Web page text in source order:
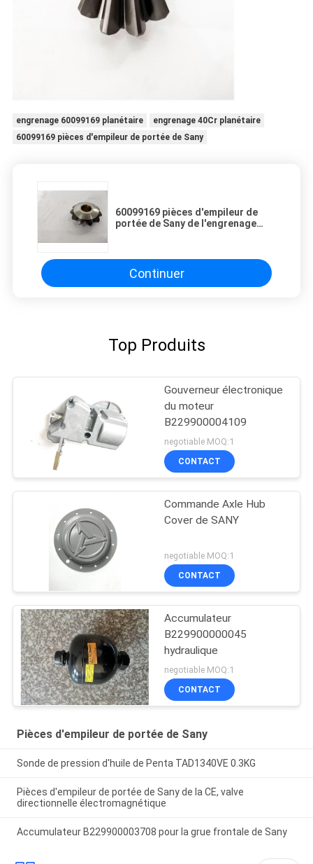
engrenage 60099169 planétaire
engrenage 40Cr planétaire
60099169 pièces d'empileur de portée de Sany
60099169 pièces d'empileur de
portée de Sany de l'engrenage
Continuer
Top Produits
Gouverneur électronique
du moteur
B229900004109
negotiable MOQ:1
CONTACT
Commande Axle Hub
Cover de SANY
negotiable MOQ:1
CONTACT
Accumulateur
B229900000045
hydraulique
negotiable MOQ:1
CONTACT
Pièces d'empileur de portée de Sany
Sonde de pression d'huile de Penta TAD1340VE 0.3KG
Pièces d'empileur de portée de Sany de la CE, valve
directionnelle électromagnétique
Accumulateur B229900003708 pour la grue frontale de Sany